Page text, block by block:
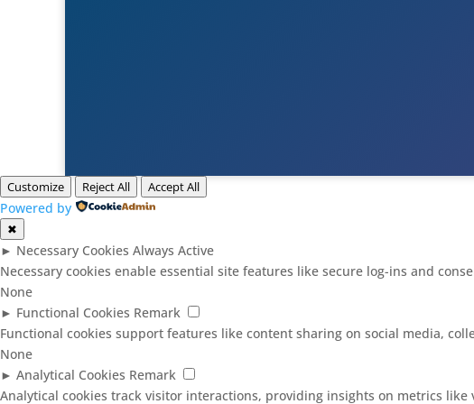
Customize Reject All Accept All
Powered by
✖
► Necessary Cookies Always Active
Necessary cookies enable essential site features like secure log-ins and
None
► Functional Cookies Remark
Functional cookies support features like content sharing on social media,
None
► Analytical Cookies Remark
Analytical cookies track visitor interactions, providing insights on metrics